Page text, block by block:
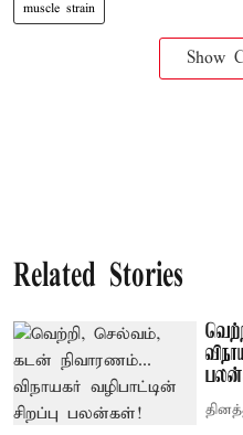
muscle strain
Show
Related Stories